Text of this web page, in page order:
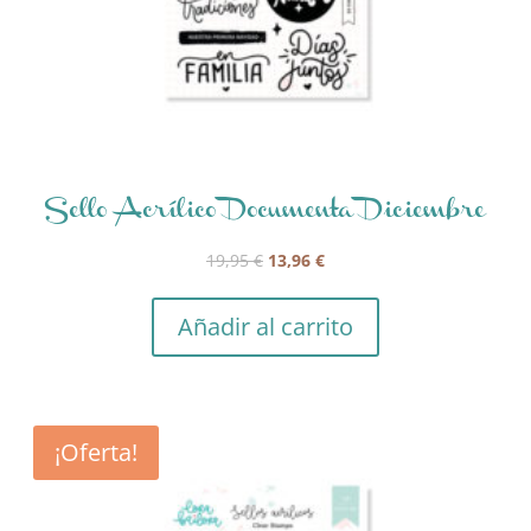
Sello Acrílico Documenta Diciembre
19,95€ El
original
era:
13,96 €El
actual
es:
Añadir al carrito
¡Oferta!